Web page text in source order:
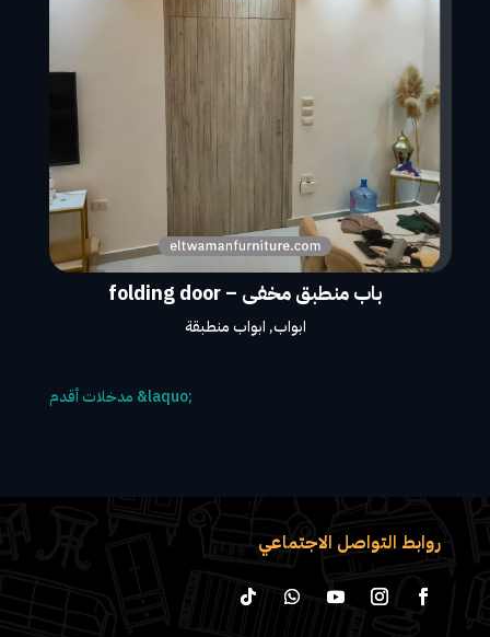
باب منطبق مخفى – folding door
ابواب, ابواب منطبقة
روابط التواصل الاجتماعي